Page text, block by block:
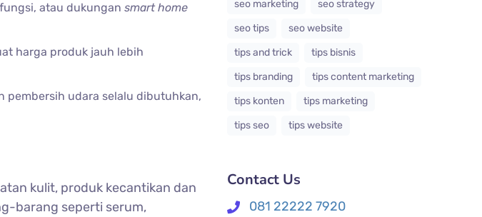
atau dukungan smart home
harga produk jauh lebih
pembersih udara selalu dibutuhkan,
kulit, produk kecantikan dan
barang seperti serum,
seo marketing
seo strategy
seo tips
seo website
tips and trick
tips bisnis
tips branding
tips content marketing
tips konten
tips marketing
tips seo
tips website
Contact Us
081 22222 7920